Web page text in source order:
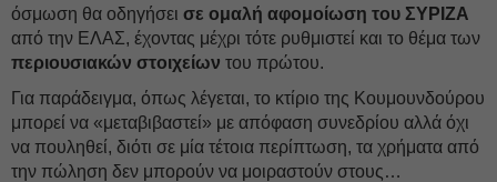
όσμωση θα οδηγήσει σε ομαλή αφομοίωση του ΣΥΡΙΖΑ
από την ΕΛΑΣ, έχοντας μέχρι τότε ρυθμιστεί και το θέμα των
περιουσιακών στοιχείων του πρώτου.
Για παράδειγμα, όπως λέγεται, το κτίριο της Κουμουνδούρου
μπορεί να «μεταβιβαστεί» με απόφαση συνεδρίου αλλά όχι
να πουληθεί, διότι σε μία τέτοια περίπτωση, τα χρήματα από
την πώληση δεν μπορούν να μοιραστούν στους…